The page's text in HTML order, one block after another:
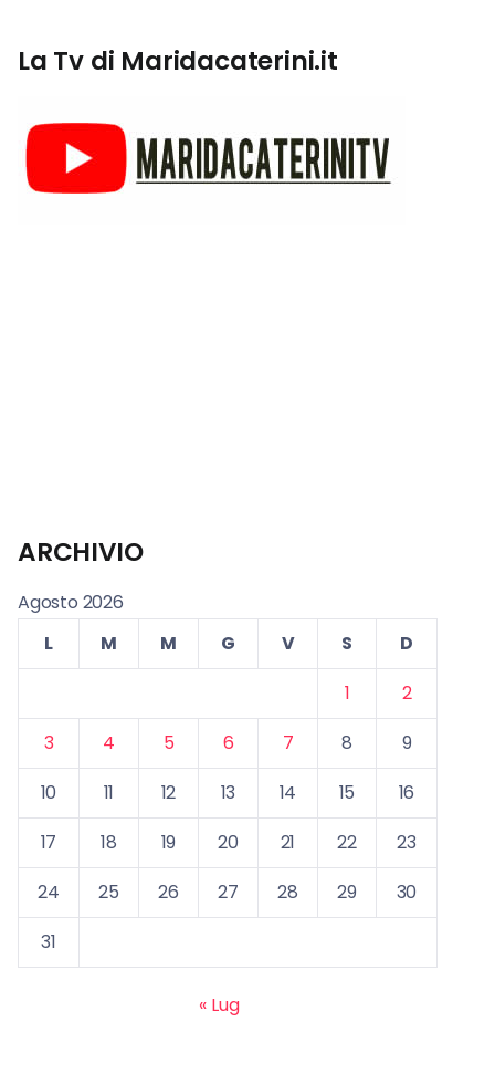
La Tv di Maridacaterini.it
ARCHIVIO
Agosto 2026
L
M M G V S
D
1
2
3
4 5 6 7 8
9
10
11 12 13 14 15
16
17
18 19 20 21 22
23
24
25 26 27 28 29
30
31
« Lug